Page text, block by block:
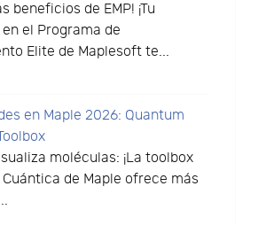
beneficios de EMP! ¡Tu
el Programa de
Elite de Maplesoft te...
en Maple 2026: Quantum
moléculas: ¡La toolbox
de Maple ofrece más